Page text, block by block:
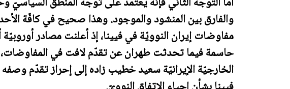
والفارق بين المنشود والموجود. وهذا صحيح في كافّة
مفاوضات إيران النوويّة في فيينا، إذ أعلنت مصادر
حاسمة فيما تحدثت طهران عن تقدّم لافت في المفاوضات،
الخارجيّة الإيرانيّة سعيد خطيب زاده إلى إحراز تقدّم